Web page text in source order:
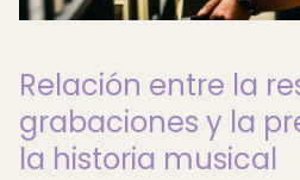
Relación entre la
grabaciones y la
la historia musical